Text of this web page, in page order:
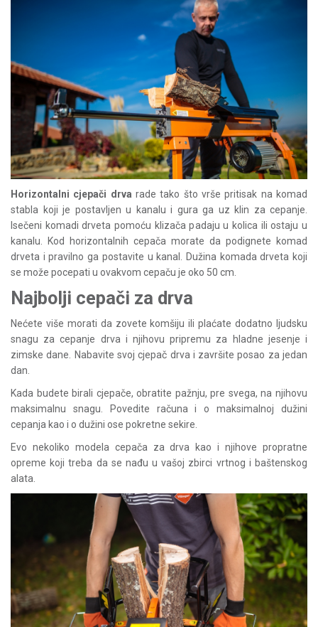
Horizontalni cjepači drva rade tako što vrše pritisak na komad
stabla koji je postavljen u kanalu i gura ga uz klin za cepanje.
Isečeni komadi drveta pomoću klizača padaju u kolica ili ostaju u
kanalu. Kod horizontalnih cepača morate da podignete komad
drveta i pravilno ga postavite u kanal. Dužina komada drveta koji
se može pocepati u ovakvom cepaču je oko 50 cm.
Najbolji cepači za drva
Nećete više morati da zovete komšiju ili plaćate dodatno ljudsku
snagu za cepanje drva i njihovu pripremu za hladne jesenje i
zimske dane. Nabavite svoj cjepač drva i završite posao za jedan
dan.
Kada budete birali cjepače, obratite pažnju, pre svega, na njihovu
maksimalnu snagu. Povedite računa i o maksimalnoj dužini
cepanja kao i o dužini ose pokretne sekire.
Evo nekoliko modela cepača za drva kao i njihove propratne
opreme koji treba da se nađu u vašoj zbirci vrtnog i baštenskog
alata.